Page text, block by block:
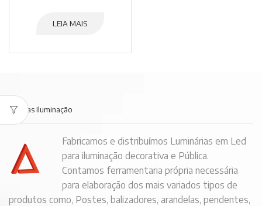
LEIA MAIS
Embras Iluminação
Fabricamos e distribuímos Luminárias em Led
para iluminação decorativa e Pública.
Contamos ferramentaria própria necessária
para elaboração dos mais variados tipos de
produtos como, Postes, balizadores, arandelas, pendentes,